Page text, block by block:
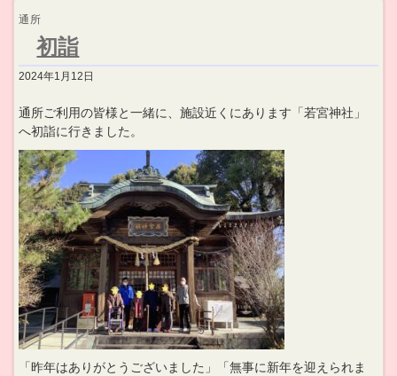
通所
初詣
2024年1月12日
通所ご利用の皆様と一緒に、施設近くにあります「若宮神社」
へ初詣に行きました。
「昨年はありがとうございました」「無事に新年を迎えられま